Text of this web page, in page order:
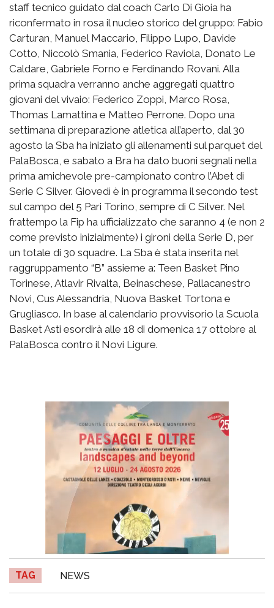
staff tecnico guidato dal coach Carlo Di Gioia ha
riconfermato in rosa il nucleo storico del gruppo: Fabio
Carturan, Manuel Maccario, Filippo Lupo, Davide
Cotto, Niccolò Smania, Federico Raviola, Donato Le
Caldare, Gabriele Forno e Ferdinando Rovani. Alla
prima squadra verranno anche aggregati quattro
giovani del vivaio: Federico Zoppi, Marco Rosa,
Thomas Lamattina e Matteo Perrone. Dopo una
settimana di preparazione atletica all’aperto, dal 30
agosto la Sba ha iniziato gli allenamenti sul parquet del
PalaBosca, e sabato a Bra ha dato buoni segnali nella
prima amichevole pre-campionato contro l’Abet di
Serie C Silver. Giovedì è in programma il secondo test
sul campo del 5 Pari Torino, sempre di C Silver. Nel
frattempo la Fip ha ufficializzato che saranno 4 (e non 2
come previsto inizialmente) i gironi della Serie D, per
un totale di 30 squadre. La Sba è stata inserita nel
raggruppamento “B” assieme a: Teen Basket Pino
Torinese, Atlavir Rivalta, Beinaschese, Pallacanestro
Novi, Cus Alessandria, Nuova Basket Tortona e
Grugliasco. In base al calendario provvisorio la Scuola
Basket Asti esordirà alle 18 di domenica 17 ottobre al
PalaBosca contro il Novi Ligure.
TAG NEWS